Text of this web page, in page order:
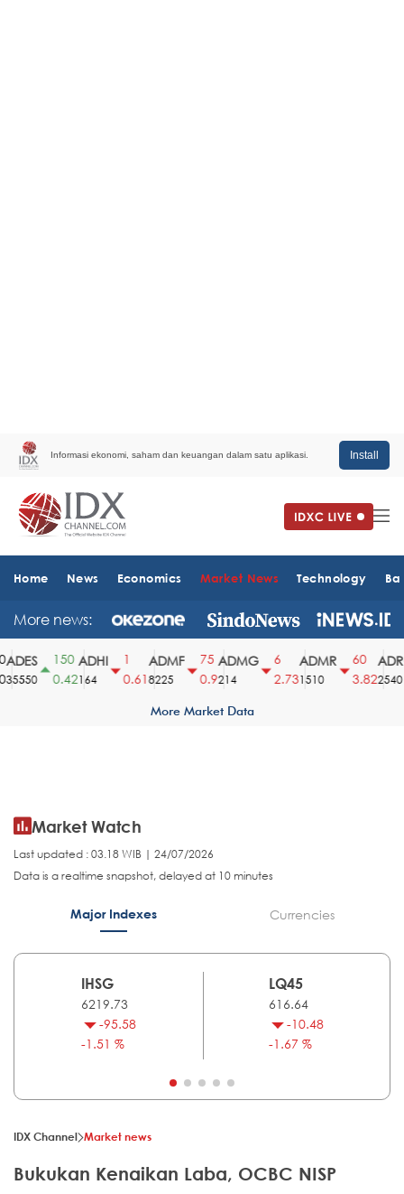
Informasi ekonomi, saham dan keuangan dalam satu aplikasi. Install
Home News Economics Market News Technology
More news:
150
0.42
ADHI
164
0.61
ADMF
8225
75
0.9
ADMG
214
2.73
ADMR
1510
60
3.82
ADRO
2540
More Market Data
Market Watch
Last updated : 03.18 WIB | 24/07/2026
Data is a realtime snapshot, delayed at 10 minutes
Major Indexes Currencies
IHSG
6219.73
-95.58
-1.51 %
LQ45
616.64
-10.48
-1.67 %
IDX Channel Market news
Bukukan Kenaikan Laba, OCBC NISP